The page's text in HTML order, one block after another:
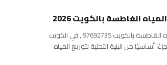
الغاطسة بالكويت 2026
اسعار مضخات المياه الغاطسة بالكويت 97692735 , في الكويت
أساسيًا من البنية التحتية لتوزيع المياه